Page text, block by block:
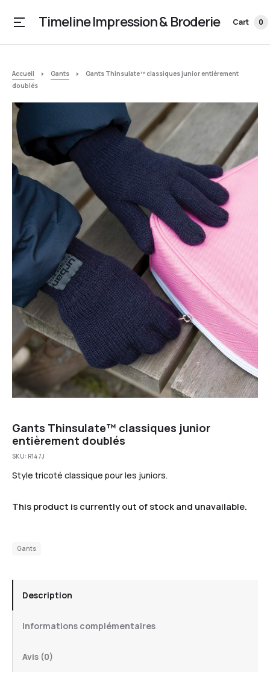
Timeline Impression & Broderie Cart 0
Accueil Gants
Gants Thinsulate™ classiques junior entièrement
doublés
Gants Thinsulate™ classiques junior
entièrement doublés
SKU: R147J
Style tricoté classique pour les juniors.
This product is currently out of stock and unavailable.
Gants
Description
Informations complémentaires
Avis (0)